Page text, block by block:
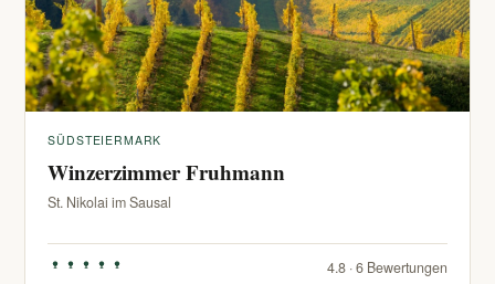
SÜDSTEIERMARK
Winzerzimmer Fruhmann
St. Nikolai im Sausal
4.8 · 6 Bewertungen